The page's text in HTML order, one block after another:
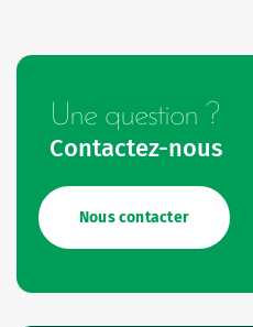
Une question ?
Contactez-nous
Nous contacter